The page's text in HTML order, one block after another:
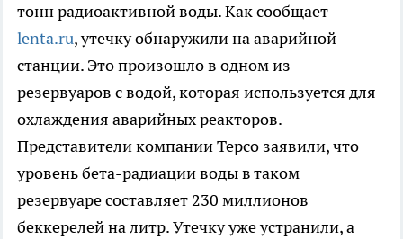
тонн радиоактивной воды. Как сообщает
lenta.ru, утечку обнаружили на аварийной
станции. Это произошло в одном из
резервуаров с водой, которая используется для
охлаждения аварийных реакторов.
Представители компании Tepco заявили, что
уровень бета-радиации воды в таком
резервуаре составляет 230 миллионов
беккерелей на литр. Утечку уже устранили, а